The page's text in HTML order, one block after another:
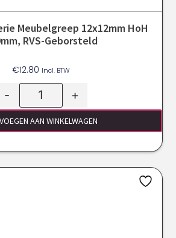
Meubelgreep 12x12mm HoH
RVS-Geborsteld
€12.80 Incl. BTW
- +
AAN WINKELWAGEN